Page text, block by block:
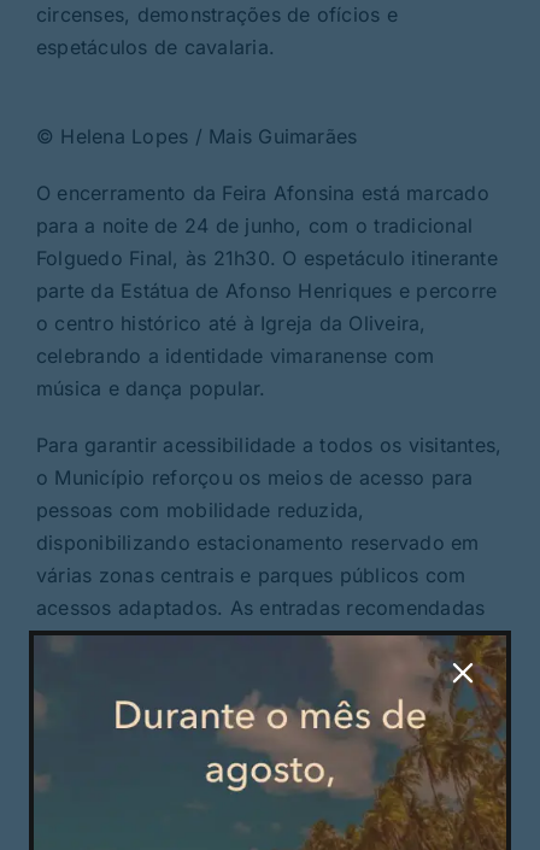
circenses, demonstrações de ofícios e
espetáculos de cavalaria.
© Helena Lopes / Mais Guimarães
O encerramento da Feira Afonsina está marcado
para a noite de 24 de junho, com o tradicional
Folguedo Final, às 21h30. O espetáculo itinerante
parte da Estátua de Afonso Henriques e percorre
o centro histórico até à Igreja da Oliveira,
celebrando a identidade vimaranense com
música e dança popular.
Para garantir acessibilidade a todos os visitantes,
o Município reforçou os meios de acesso para
pessoas com mobilidade reduzida,
disponibilizando estacionamento reservado em
várias zonas centrais e parques públicos com
acessos adaptados. As entradas recomendadas
para pessoas com mobilidade condicionada
situam-se na Rua Serpa Pinto, Rua Conde D.
Henrique e Largo Navarros de Andrade.
A sessão solene do 24 de Junho está agendada
para esse dia, ás 21h00, no Campo de S.